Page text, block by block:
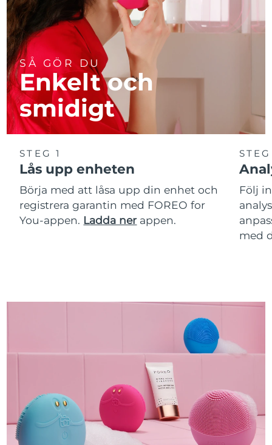
SÅ GÖR DU
Enkelt och
smidigt
STEG 1
Lås upp enheten
Börja med att låsa upp din enhet och
registrera garantin med FOREO for
You-appen. Ladda ner appen.
Följ
med